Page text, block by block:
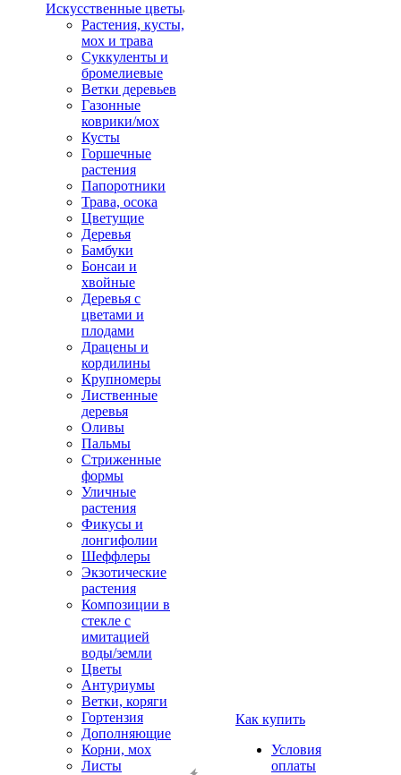
Искусственные цветы
Растения, кусты,
мох и трава
Суккуленты и
бромелиевые
Ветки деревьев
Газонные
коврики/мох
Кусты
Горшечные
растения
Папоротники
Трава, осока
Цветущие
Деревья
Бамбуки
Бонсаи и
хвойные
Деревья с
цветами и
плодами
Драцены и
кордилины
Крупномеры
Лиственные
деревья
Оливы
Пальмы
Стриженные
формы
Уличные
растения
Фикусы и
лонгифолии
Шеффлеры
Экзотические
растения
Композиции в
стекле с
имитацией
воды/земли
Цветы
Антуриумы
Ветки, коряги
Гортензия
Дополняющие
Корни, мох
Листы
Как купить
Условия
оплаты